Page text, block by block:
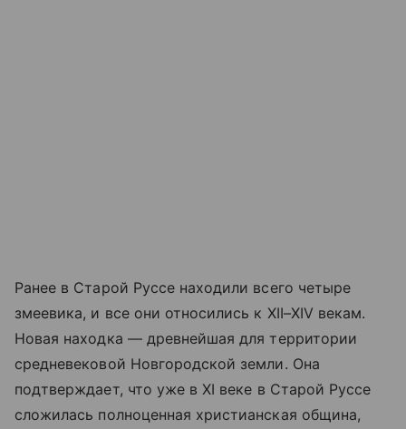
Ранее в Старой Руссе находили всего четыре
змеевика, и все они относились к XII–XIV векам.
Новая находка — древнейшая для территории
средневековой Новгородской земли. Она
подтверждает, что уже в XI веке в Старой Руссе
сложилась полноценная христианская община,